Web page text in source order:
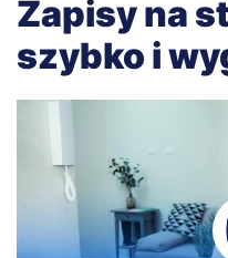
Zapisy na
szybko i